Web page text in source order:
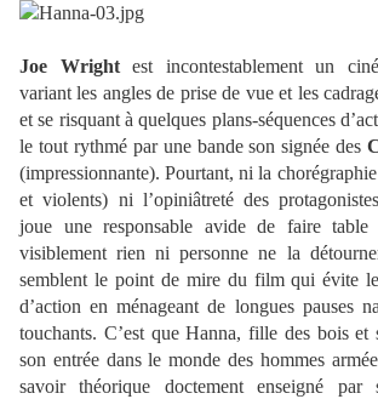
Joe Wrightest incontestablement un
variant les angles de prise de vue et les
et se risquant à quelques plans-séquences
le tout rythmé par une bande son signée des
(impressionnante). Pourtant, ni la
et violents) ni l’opiniâtreté des
joue une responsable avide de faire table
visiblement rien ni personne ne la
semblent le point de mire du film qui évite
d’action en ménageant de longues pauses
touchants. C’est que Hanna, fille des bois et
son entrée dans le monde des hommes
savoir théorique doctement enseigné